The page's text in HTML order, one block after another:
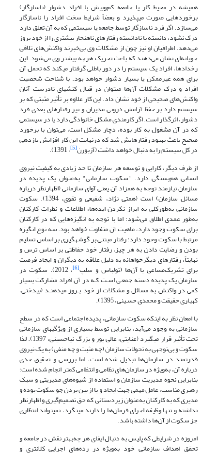
همیشه در محیط کار یا جامعه کم‌وبیش با افراد دشوار (ناسازگار)
برخوردهایی صورت می­پذیرد و بعضاً شرایط سخت افراد را ناسازگار
می‌سازد. اگر فرد ناسازگار توسط جامعه یا سیستمی که به آن تعلق دارد
درک نشود، دانسته یا نادانسته رفتارهای ناهنجار بیشتری را از خود بروز
می‌دهد. اطرافیان او نیز چون از مشکلات وی بی‌خبرند واکنش‌های تلافی
جویانه‌ای نشان می‌دهند که باعث تحریک هرچه بیشتر وی می‌شود. این
رخدادها، افراد یک سیستم را در دور باطلی گرفتار می­کند که تحمل آن
برای همه غیرممکن یا بسیار دشوار خواهد بود. با شناخت شخصیت
افراد و درک مشکلات آن‌ها می­توان در قبال کنش­های نادرست آنان
واکنش‌های صحیحی از خود نشان داد. این کار علاوه بر تأثیر مثبتی که بر
سیستم دارد بر حفظ آرامش درونی مدیران و نیز رفتارهای بعدی فرد
دشوار، اثرگذار است. اگر کارمندی مشکل خانوادگی دارد یا در سیستمی
که در آن مشغول به کار بوده، دچار مشکل است، می‌توان با برخورد
صحیح باعث بهبود رفتارهایش شد که درنهایت این کار افزایش بازدهی
در کل سیستم را به دنبال خواهد داشت (آزبورن[5] ، 1391).
از طرف دیگر، کارایی و توسعه هر سازمان تا حد زیادی به کیفیت نیروی
انسانی هم‌بستگی دارد. "سکوت سازمانی" به‌عنوان یک پدیده در
سازمان نیازمند توجه به همزاد آن یعنی آوای سازمانی (اظهارنظر درباره
مسائل سازمان) است (همتی نژاد، شفیعی و تقوی، 1394). سکوت
سازمانی به‌طورکلی به ابراز نکردن ایده‌ها، اطلاعات و نظرات کارکنان
به‌طور عمدی اطلاق می‌شود؛ اما با توجه به انگیزه‌هایی که در کارکنان
برای سکوت وجود دارد، ماهیت آن متفاوت خواهد بود. سه نوع انگیزه
مرتبط با سکوت وجود دارد: رفتار مبتنی بر گوشه­گیری بر اساس تسلیم
بودن و رضایت دادن به هر چیز، رفتار خود حفاظتی بر اساس ترس و
نهایتاً، رفتارهای دیگرخواهانه به دلیل علاقه به دیگران و ایجاد فرصت
برای تشریک‌مساعی با آن‌ها (تولباس و سلپ[6] ، 2012). سکوت در
سازمان یک پدیده دسته جمعـی اسـت کـه در آن افراد مشارکت بسیار
کمی در واکنش به مسائل و مشکلات از خود بـروز می­دهنـد (بیدختی،
کهیاری حقیقت و محمدی حسـینی، 1395).
با امعان نظر به اینکه سکوت سازمانى، پدیده اجتماعى است که در سطح
سازمانى به وجود می‌آید، بنابراین توسط بسیارى از ویژگى­هاى سازمانى
تحت تأثیر قرار مى­گیرد (عنایتی، عالى پور و بزرگ نیاحسینى، 1397). لذا
سکوت و بی‌توجهی به تحولات سازمان (چه مثبت و چه منفى) به یک نیروى
قدرتمند در سازمان‌ها تبدیل شده است، اما بررسى و تحقیق جدى
درباره آن، به‌ویژه در سازمان‌های نظامى و انتظامى کمتر انجام شده است؛
بنابراین نحوه مدیریت سازمان و استفاده از شیوه‌های مدیریتی و سبک
رهبری مناسب، عامل مهمی جهت ایجاد و یا از بین بردن جو سکوت بوده و
مدیری که به کارکنان به‌عنوان زیردستانی که حق تصمیم‌گیری و اظهارنظر
نداشته و تنها وظیفه اجرای فرمان‌ها را دارند می­نگرد، نمی­تواند انتظاری
جز سکوت از آن‌ها داشته باشد.
امروزه در شرایطی که پلیس به دنبال ایفای هر چه‌بهتر نقش در جامعه و
تحقق اهداف سازمانی خود به‌ویژه در رده‌های اجرایی کلانتری و